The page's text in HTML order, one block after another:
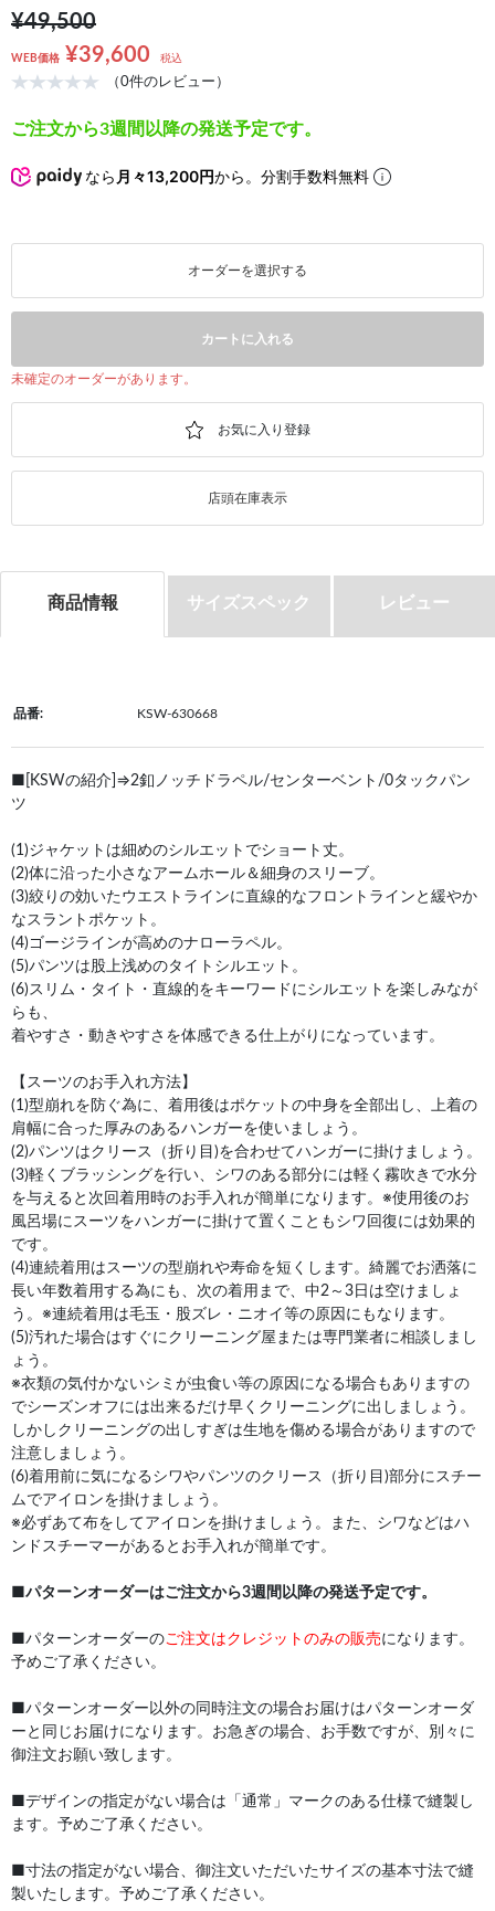
¥49,500
WEB価格 ¥39,600 税込
（0件のレビュー）
ご注文から3週間以降の発送予定です。
なら 月々13,200円から。分割手数料無料
オーダーを選択する
カートに入れる
未確定のオーダーがあります。
店頭在庫表示
商品情報 サイズスペック レビュー
品番: KSW-630668
■[KSWの紹介]⇒2釦ノッチドラペル/センターベント/0タックパン
ツ
(1)ジャケットは細めのシルエットでショート丈。
(2)体に沿った小さなアームホール＆細身のスリーブ。
(3)絞りの効いたウエストラインに直線的なフロントラインと緩やか
なスラントポケット。
(4)ゴージラインが高めのナローラペル。
(5)パンツは股上浅めのタイトシルエット。
(6)スリム・タイト・直線的をキーワードにシルエットを楽しみなが
らも、
着やすさ・動きやすさを体感できる仕上がりになっています。
【スーツのお手入れ方法】
(1)型崩れを防ぐ為に、着用後はポケットの中身を全部出し、上着の
肩幅に合った厚みのあるハンガーを使いましょう。
(2)パンツはクリース（折り目)を合わせてハンガーに掛けましょう。
(3)軽くブラッシングを行い、シワのある部分には軽く霧吹きで水分
を与えると次回着用時のお手入れが簡単になります。※使用後のお
風呂場にスーツをハンガーに掛けて置くこともシワ回復には効果的
です。
(4)連続着用はスーツの型崩れや寿命を短くします。綺麗でお洒落に
長い年数着用する為にも、次の着用まで、中2～3日は空けましょ
う。※連続着用は毛玉・股ズレ・ニオイ等の原因にもなります。
(5)汚れた場合はすぐにクリーニング屋または専門業者に相談しまし
ょう。
※衣類の気付かないシミが虫食い等の原因になる場合もありますの
でシーズンオフには出来るだけ早くクリーニングに出しましょう。
しかしクリーニングの出しすぎは生地を傷める場合がありますので
注意しましょう。
(6)着用前に気になるシワやパンツのクリース（折り目)部分にスチー
ムでアイロンを掛けましょう。
※必ずあて布をしてアイロンを掛けましょう。また、シワなどはハ
ンドスチーマーがあるとお手入れが簡単です。
パターンオーダーはご注文から3週間以降の発送予定です。
■パターンオーダーのご注文はクレジットのみの販売になります。
予めご了承ください。
■パターンオーダー以外の同時注文の場合お届けはパターンオーダ
ーと同じお届けになります。お急ぎの場合、お手数ですが、別々に
御注文お願い致します。
■デザインの指定がない場合は「通常」マークのある仕様で縫製し
ます。予めご了承ください。
■寸法の指定がない場合、御注文いただいたサイズの基本寸法で縫
製いたします。予めご了承ください。